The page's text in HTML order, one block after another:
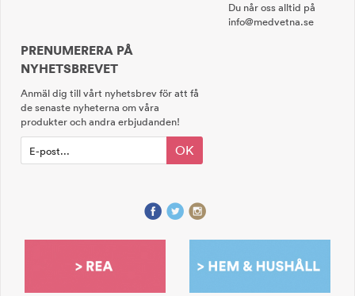
Du når oss alltid på
info@medvetna.se
PRENUMERERA PÅ
NYHETSBREVET
Anmäl dig till vårt nyhetsbrev för att få
de senaste nyheterna om våra
produkter och andra erbjudanden!
OK